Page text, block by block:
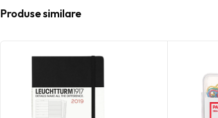
Produse similare